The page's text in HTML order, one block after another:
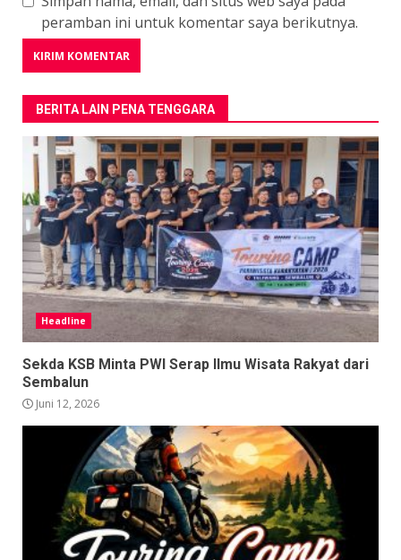
peramban ini untuk komentar saya berikutnya.
BERITA LAIN PENA TENGGARA
Headline
Sekda KSB Minta PWI Serap Ilmu Wisata Rakyat dari
Sembalun
Juni 12, 2026